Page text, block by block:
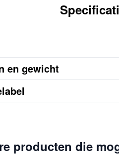
en gewicht
producten die